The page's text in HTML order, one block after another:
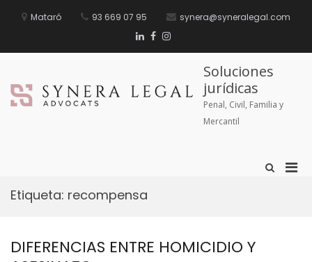
Mataró 93 669 07 95 synera@syneralegal.com
Soluciones
jurídicas
Penal, Civil, Familia y
Mercantil
Etiqueta: recompensa
DIFERENCIAS ENTRE HOMICIDIO Y